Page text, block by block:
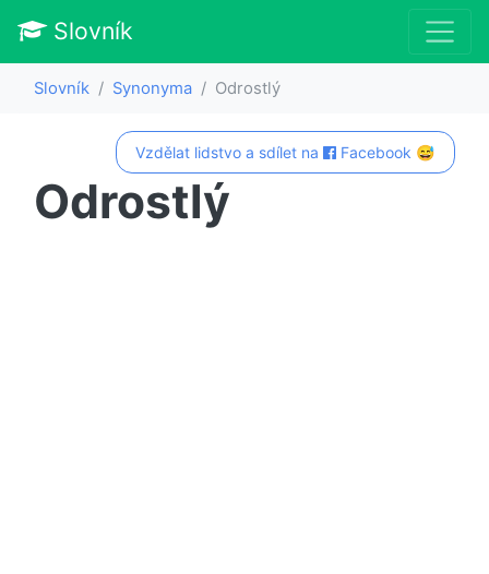
Slovník
Slovník Synonyma Odrostlý
Vzdělat lidstvo a sdílet na Facebook 😅
Odrostlý